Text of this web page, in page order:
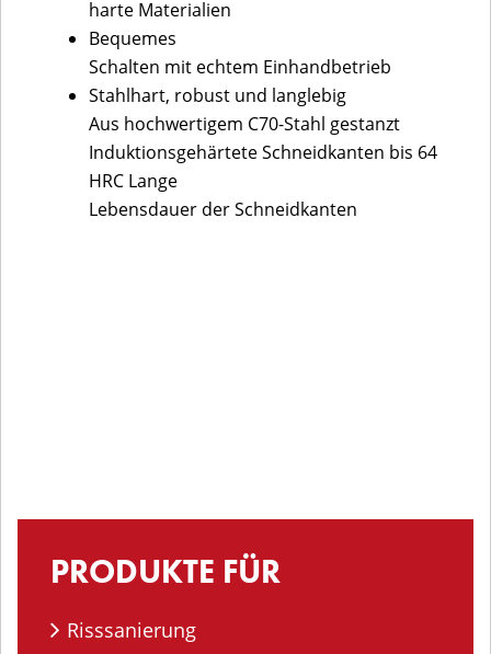
harte Materialien
Bequemes
Schalten mit echtem Einhandbetrieb
Stahlhart, robust und langlebig
Aus hochwertigem C70-Stahl gestanzt
Induktionsgehärtete Schneidkanten bis 64
HRC Lange
Lebensdauer der Schneidkanten
PRODUKTE FÜR
Risssanierung